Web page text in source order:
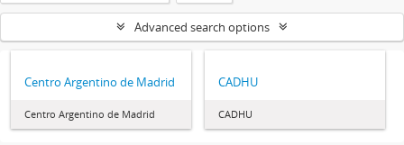
Advanced search options
Centro Argentino de Madrid
Centro Argentino de Madrid
CADHU
CADHU